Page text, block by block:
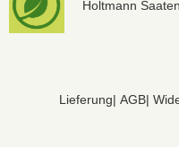
Holtmann
Lieferung| AGB|